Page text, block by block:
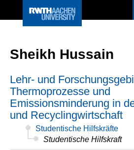
Sheikh Hussain
Lehr- und
Thermoprozesse und
Emissionsminderung in
und Recyclingwirtschaft
Studentische Hilfskräfte
Studentische Hilfskraft